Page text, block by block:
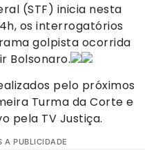
(STF) inicia nesta
os interrogatórios
golpista ocorrida
Bolsonaro.
pelo próximos
Turma da Corte e
pela TV Justiça.
A PUBLICIDADE